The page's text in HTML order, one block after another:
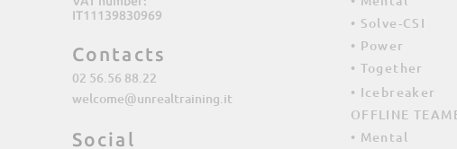
IT11139830969
02 56.56 88.22
Contacts
welcome@unrealtraining.it
Social
• Solve-CSI
• Power
• Together
• Icebreaker
OFFLINE
• Mental